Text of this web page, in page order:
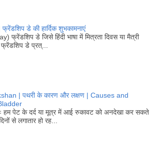
डे की हार्दिक शुभकामनाएं
डे जिसे हिंदी भाषा में मित्रता दिवस या मैत्री
डे प्रत्...
| पथरी के कारण और लक्षण | Causes and
हम पेट के दर्द या मूत्र में आई रुकावट को अनदेखा कर सकते
से लगातार हो रह...